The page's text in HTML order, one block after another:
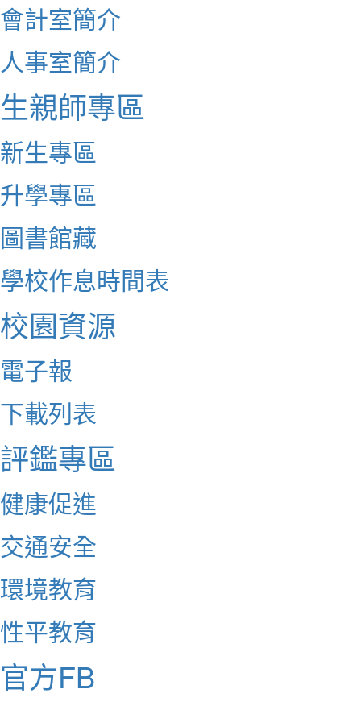
會計室簡介
人事室簡介
生親師專區
新生專區
升學專區
圖書館藏
學校作息時間表
校園資源
電子報
下載列表
評鑑專區
健康促進
交通安全
環境教育
性平教育
官方FB